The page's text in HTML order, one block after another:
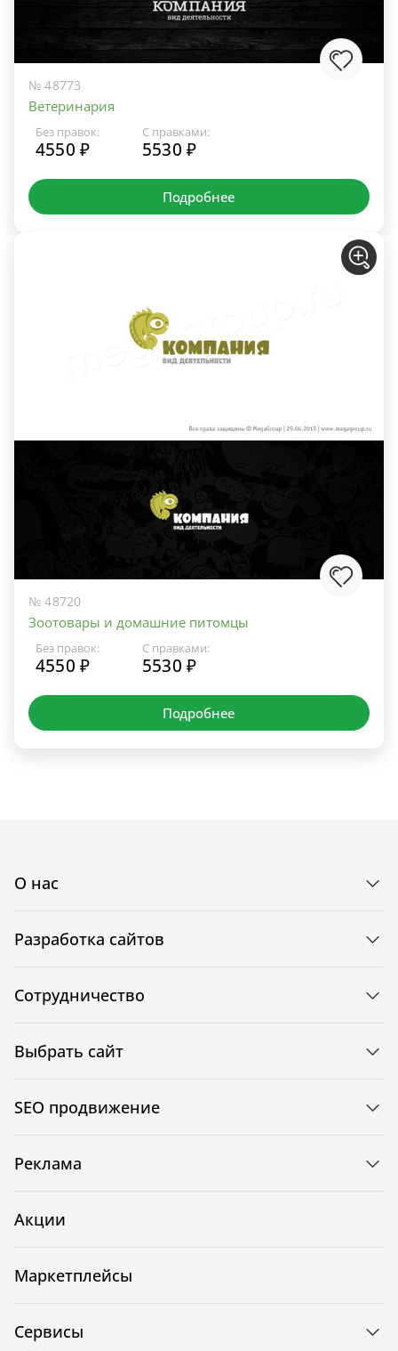
№ 48773
Ветеринария
Без правок:
4550 ₽
С правками:
5530 ₽
Подробнее
№ 48720
Зоотовары и домашние питомцы
Без правок:
4550 ₽
С правками:
5530 ₽
Подробнее
О нас
Разработка сайтов
Сотрудничество
Выбрать сайт
SEO продвижение
Реклама
Акции
Маркетплейсы
Сервисы